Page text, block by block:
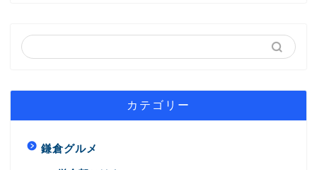
カテゴリー
鎌倉グルメ